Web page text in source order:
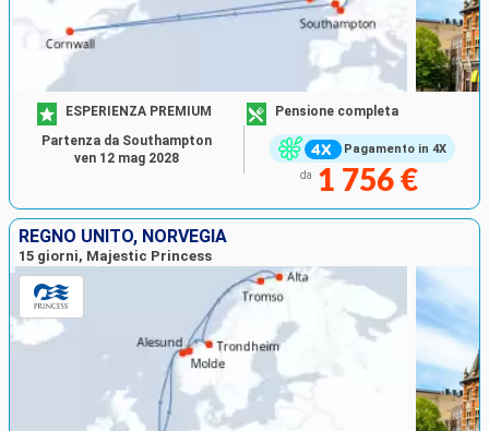
Pagamento in 4X
ESPERIENZA PREMIUM Pensione completa
da 1 756 €
Partenza da Southampton
ven 12 mag 2028
REGNO UNITO, NORVEGIA
15 giorni, Majestic Princess